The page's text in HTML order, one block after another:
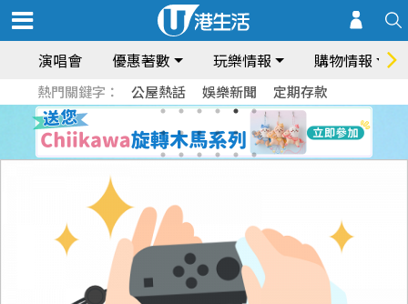
演唱會 優惠著數 玩樂情報 購物情報
熱門關鍵字： 公屋熱話 娛樂新聞 定期存款